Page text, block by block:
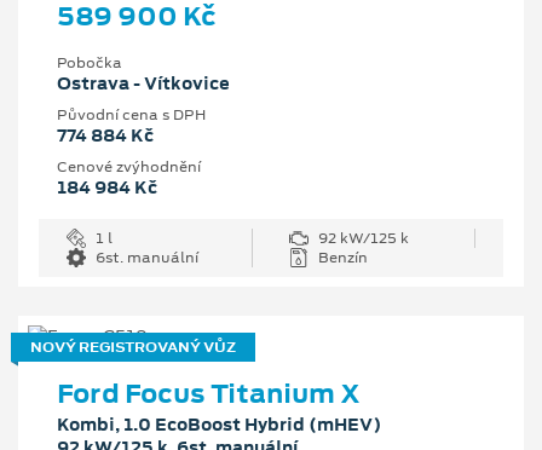
589 900 Kč
Pobočka
Ostrava - Vítkovice
Původní cena s DPH
774 884 Kč
Cenové zvýhodnění
184 984 Kč
1 l
92 kW/125 k
6st. manuální
Benzín
NOVÝ REGISTROVANÝ VŮZ
Ford Focus Titanium X
Kombi, 1.0 EcoBoost Hybrid (mHEV)